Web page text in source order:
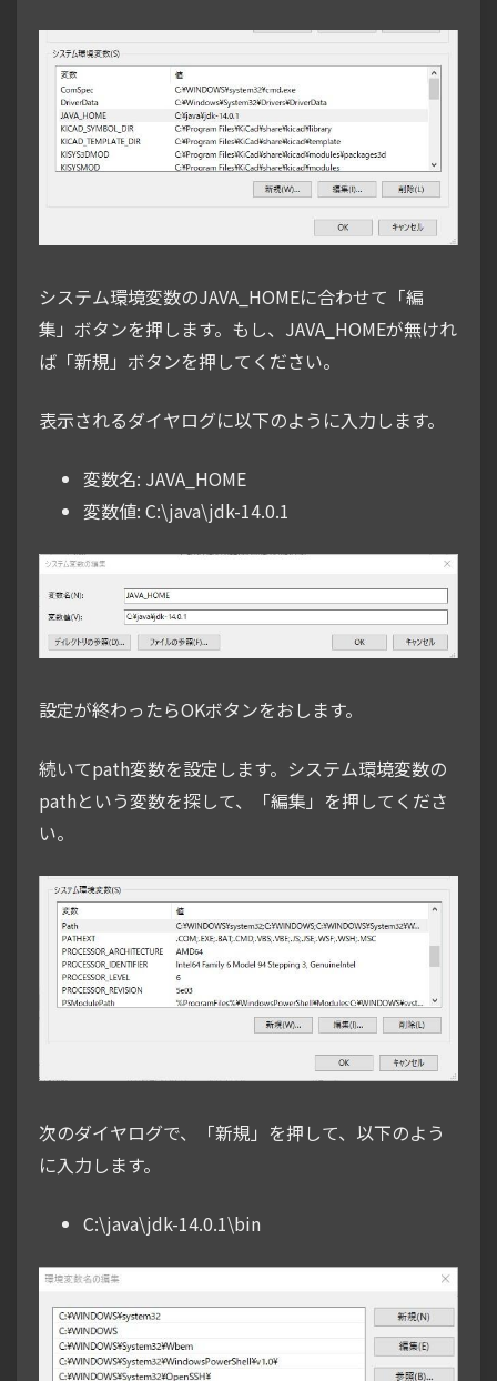
システム環境変数のJAVA_HOMEに合わせて「編
集」ボタンを押します。もし、JAVA_HOMEが無けれ
ば「新規」ボタンを押してください。
表示されるダイヤログに以下のように入力します。
変数名: JAVA_HOME
変数値: C:\java\jdk-14.0.1
設定が終わったらOKボタンをおします。
続いてpath変数を設定します。システム環境変数の
pathという変数を探して、「編集」を押してくださ
い。
次のダイヤログで、「新規」を押して、以下のよう
に入力します。
C:\java\jdk-14.0.1\bin